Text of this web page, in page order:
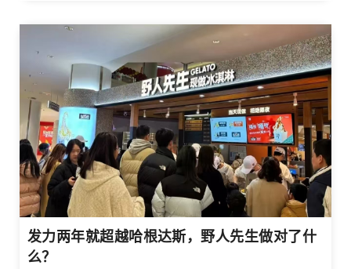
发力两年就超越哈根达斯，野人先生做对了什
么？